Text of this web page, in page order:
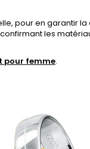
pour en garantir la
les
pour femme.